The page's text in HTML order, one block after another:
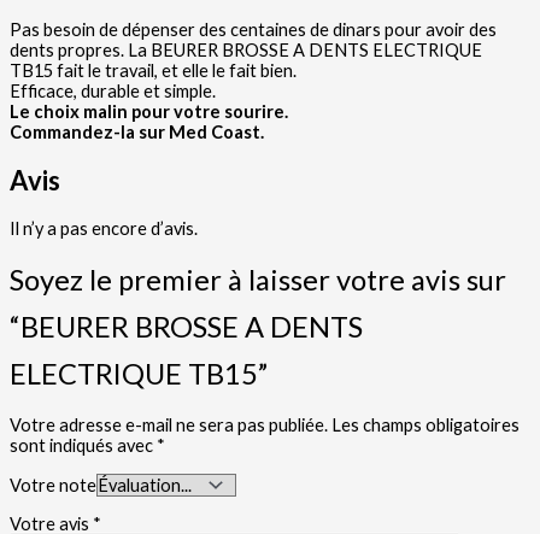
Pas besoin de dépenser des centaines de dinars pour avoir des
dents propres. La BEURER BROSSE A DENTS ELECTRIQUE
TB15 fait le travail, et elle le fait bien.
Efficace, durable et simple.
Le choix malin pour votre sourire.
Commandez-la sur Med Coast.
Avis
Il n’y a pas encore d’avis.
Soyez le premier à laisser votre avis sur
“BEURER BROSSE A DENTS
ELECTRIQUE TB15”
Votre adresse e-mail ne sera pas publiée. Les champs obligatoires
sont indiqués avec *
Votre note
Votre avis *